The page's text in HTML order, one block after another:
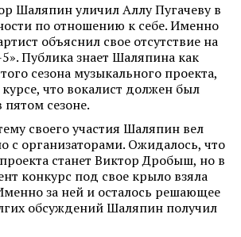
Шаляпин уличил Аллу Пугачеву в
по отношению к себе. Именно
объяснил свое отсутствие на
Публика знает Шаляпина как
сезона музыкального проекта,
что вокалист должен был
сезоне.
своего участия Шаляпин вел
с организаторами. Ожидалось, что
станет Виктор Дробыш, но в
конкурс под свое крыло взяла
за ней и осталось решающее
обсуждений Шаляпин получил